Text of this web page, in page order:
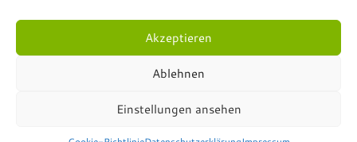
Akzeptieren
Ablehnen
Einstellungen ansehen
Datenschutzerklärung.Formulare
Rückerstattung.